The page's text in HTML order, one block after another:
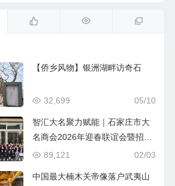
【侨乡风物】银洲湖畔访奇石
05/10
32,699
智汇大名聚力赋能｜石家庄市大
名商会2026年迎春联谊会暨招商
引资推介会圆满落幕
02/03
89,121
中国最大楠木关帝像落户武夷山